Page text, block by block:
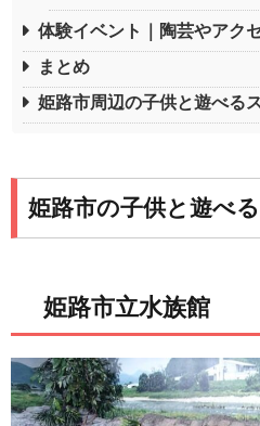
体験イベント｜陶芸やアク
まとめ
姫路市周辺の子供と遊べる
姫路市の子供と遊べ
姫路市立水族館